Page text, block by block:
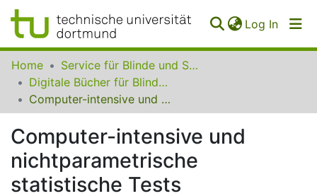
Log In
Communities
Collections
FAQ
Home
Service für Blinde und Sehbehinderte der UB Dortmund
Digitale Bücher für Blinde und Sehbehinderte
Computer-intensive und nichtparametrische statistische Tests
Computer-intensive und
nichtparametrische
statistische Tests